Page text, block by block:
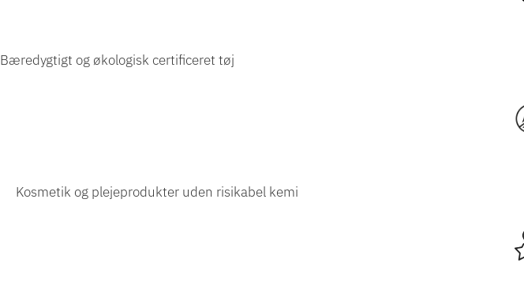
Bæredygtigt og økologisk certificeret tøj
Kosmetik og plejeprodukter uden risikabel kemi